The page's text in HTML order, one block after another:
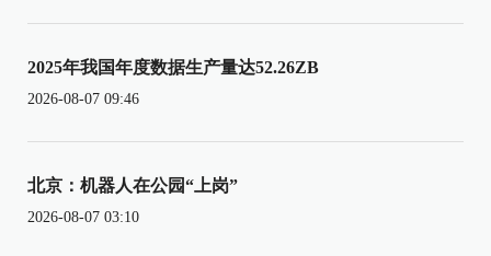
2025年我国年度数据生产量达52.26ZB
2026-08-07 09:46
北京：机器人在公园“上岗”
2026-08-07 03:10